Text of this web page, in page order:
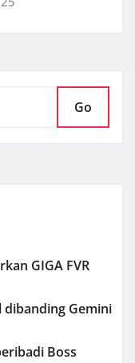
Go
GIGA FVR
dibanding Gemini
Boss